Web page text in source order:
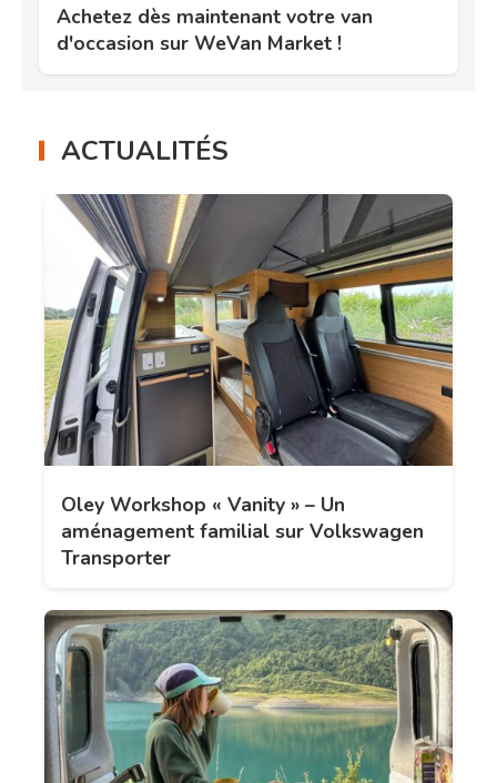
Achetez dès maintenant votre van
d'occasion sur WeVan Market !
ACTUALITÉS
Oley Workshop « Vanity » – Un
aménagement familial sur Volkswagen
Transporter